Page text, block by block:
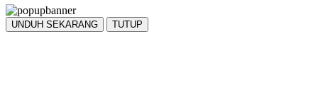
UNDUH SEKARANG TUTUP